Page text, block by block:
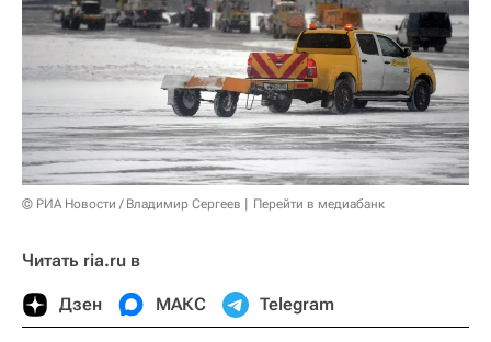
© РИА Новости / Владимир Сергеев Перейти в медиабанк
Читать ria.ru в
Дзен МАКС Telegram